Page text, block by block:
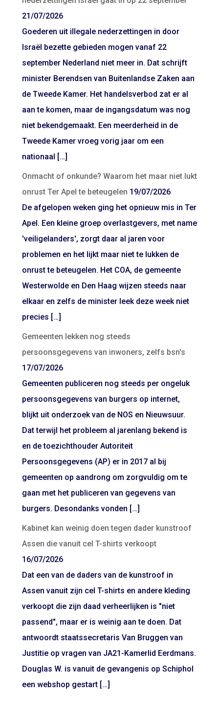
21/07/2026
Goederen uit illegale nederzettingen in door
Israël bezette gebieden mogen vanaf 22
september Nederland niet meer in. Dat schrijft
minister Berendsen van Buitenlandse Zaken aan
de Tweede Kamer. Het handelsverbod zat er al
aan te komen, maar de ingangsdatum was nog
niet bekendgemaakt. Een meerderheid in de
Tweede Kamer vroeg vorig jaar om een
nationaal […]
Onmacht of onkunde? Waarom het maar niet lukt
onrust Ter Apel te beteugelen 19/07/2026
De afgelopen weken ging het opnieuw mis in Ter
Apel. Een kleine groep overlastgevers, met name
'veiligelanders', zorgt daar al jaren voor
problemen en het lijkt maar niet te lukken de
onrust te beteugelen. Het COA, de gemeente
Westerwolde en Den Haag wijzen steeds naar
elkaar en zelfs de minister leek deze week niet
precies […]
Gemeenten lekken nog steeds
persoonsgegevens van inwoners, zelfs bsn's
17/07/2026
Gemeenten publiceren nog steeds per ongeluk
persoonsgegevens van burgers op internet,
blijkt uit onderzoek van de NOS en Nieuwsuur.
Dat terwijl het probleem al jarenlang bekend is
en de toezichthouder Autoriteit
Persoonsgegevens (AP) er in 2017 al bij
gemeenten op aandrong om zorgvuldig om te
gaan met het publiceren van gegevens van
burgers. Desondanks vonden […]
Kabinet kan weinig doen tegen dader kunstroof
Assen die vanuit cel T-shirts verkoopt
16/07/2026
Dat een van de daders van de kunstroof in
Assen vanuit zijn cel T-shirts en andere kleding
verkoopt die zijn daad verheerlijken is "niet
passend", maar er is weinig aan te doen. Dat
antwoordt staatssecretaris Van Bruggen van
Justitie op vragen van JA21-Kamerlid Eerdmans.
Douglas W. is vanuit de gevangenis op Schiphol
een webshop gestart […]